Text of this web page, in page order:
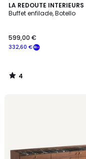
LA REDOUTE INTERIEURS
Buffet enfilade, Botello
332,60 €
599,00 €
4
/
4
/